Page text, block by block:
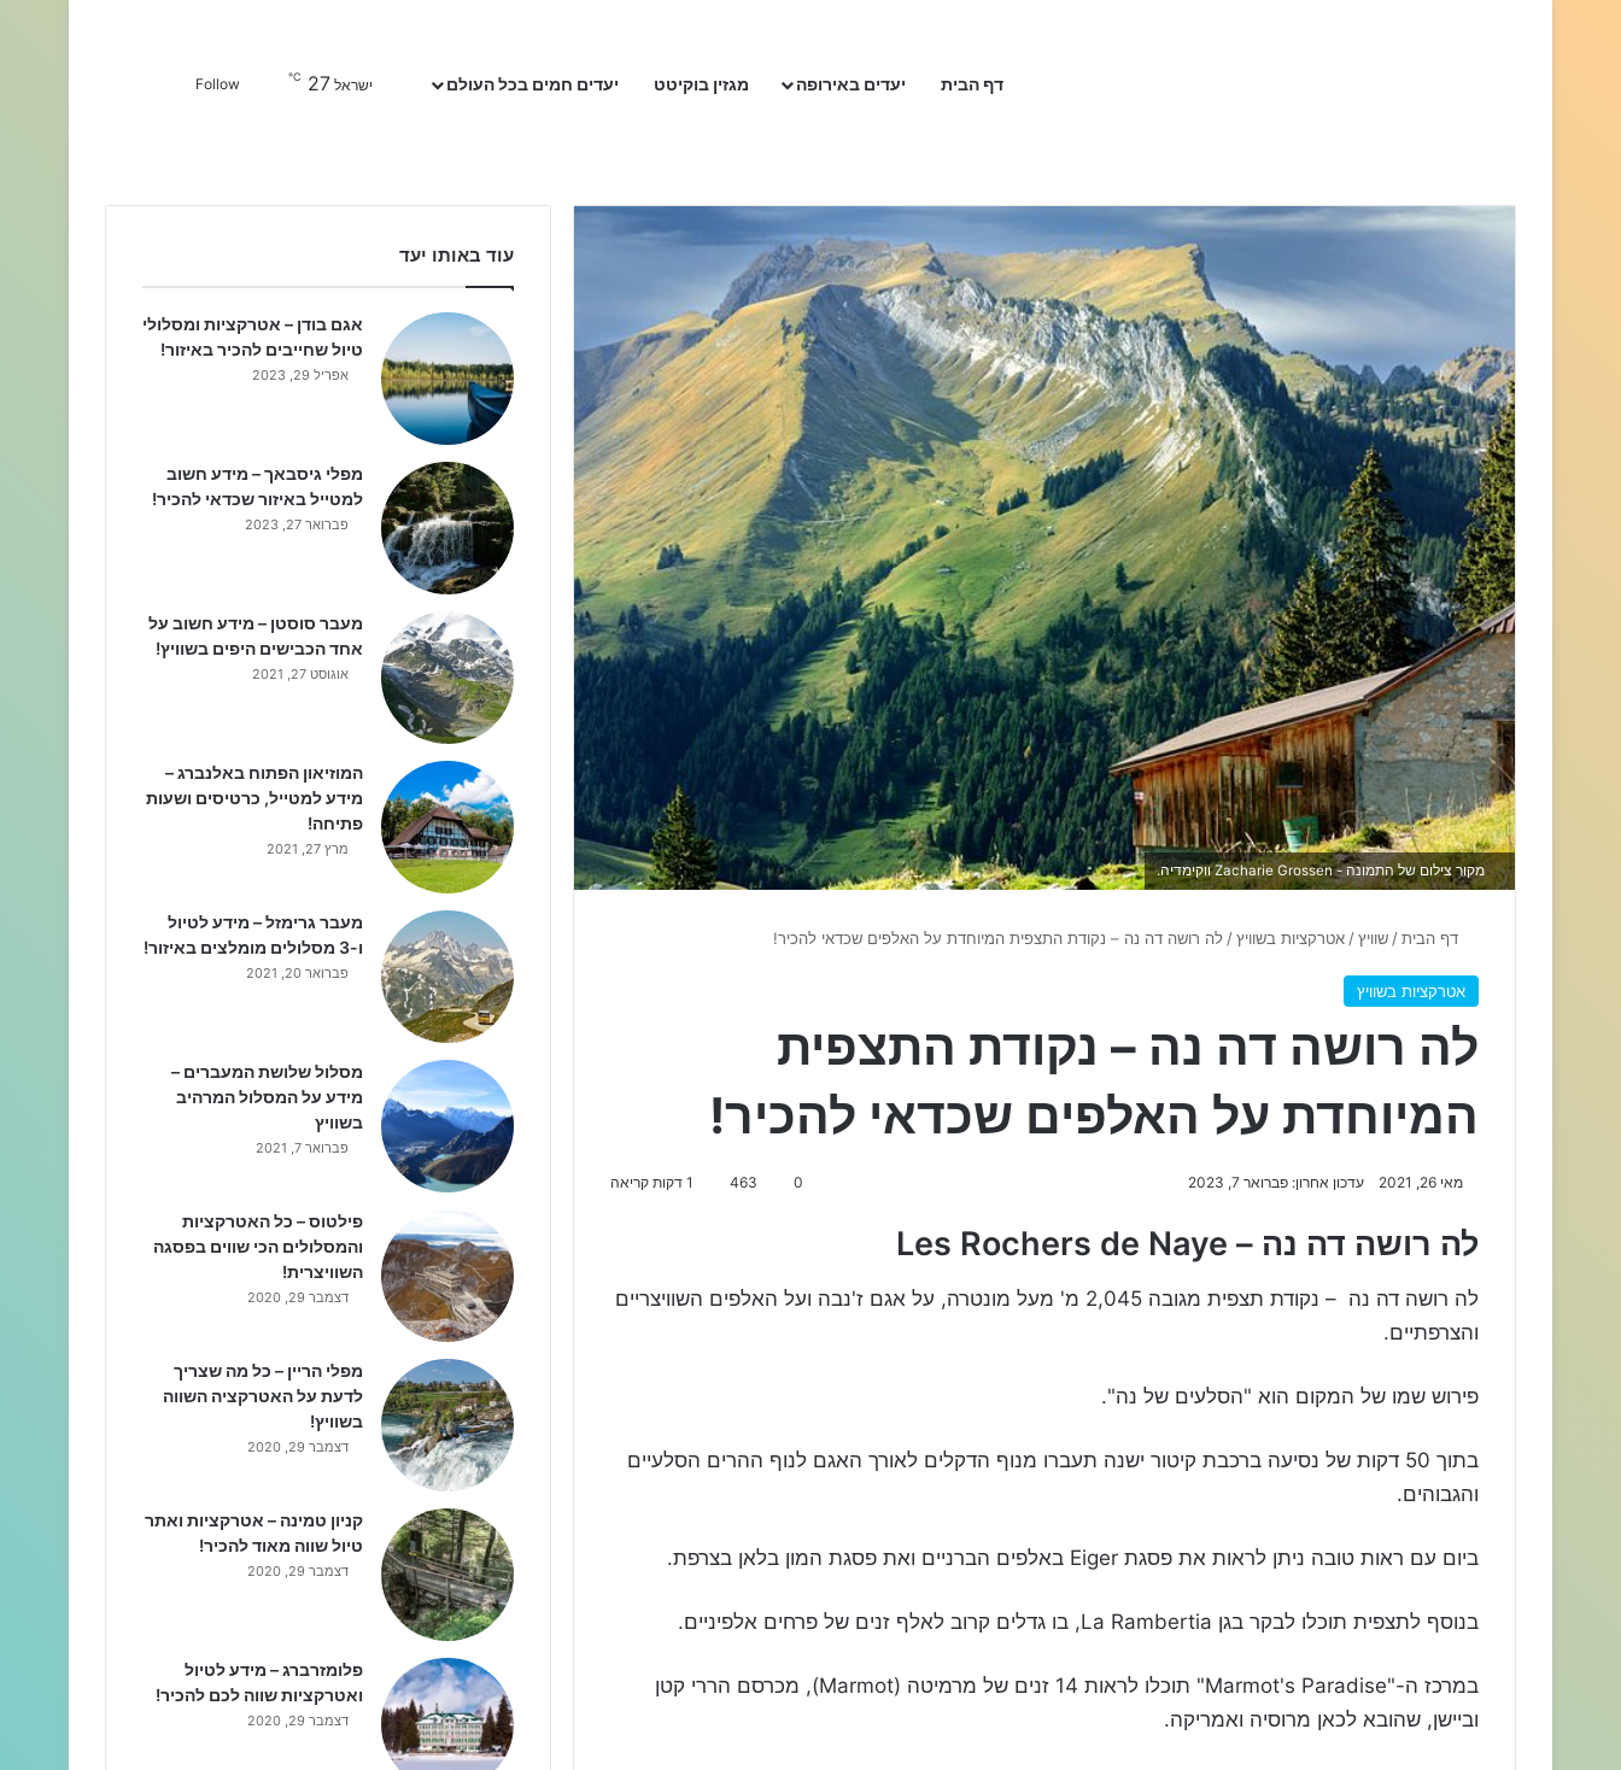
דף הבית יעדים באירופה מגזין בוקיטט יעדים חמים בכל העולם ישראל 27
℃
Follow
מקור צילום של התמונה - Zacharie Grossen ווקימדיה.
דף הבית/ שוויץ/ אטרקציות בשוויץ/ לה רושה דה נה – נקודת התצפית המיוחדת על האלפים שכדאי להכיר!
אטרקציות בשוויץ
לה רושה דה נה – נקודת התצפית
המיוחדת על האלפים שכדאי להכיר!
מאי 26, 2021 עדכון אחרון: פברואר 7, 2023 0
463
לה רושה דה נה – Les Rochers de Naye
לה רושה דה נה – נקודת תצפית מגובה 2,045 מ' מעל מונטרה, על אגם ז'נבה ועל האלפים השוויצריים
והצרפתיים.
פירוש שמו של המקום הוא "הסלעים של נה".
בתוך 50 דקות של נסיעה ברכבת קיטור ישנה תעברו מנוף הדקלים לאורך האגם לנוף ההרים הסלעיים
והגבוהים.
ביום עם ראות טובה ניתן לראות את פסגת Eiger באלפים הברניים ואת פסגת המון בלאן בצרפת.
בנוסף לתצפית תוכלו לבקר בגן La Rambertia, בו גדלים קרוב לאלף זנים של פרחים אלפיניים.
במרכז ה-"Marmot's Paradise" תוכלו לראות 14 זנים של מרמיטה (Marmot), מכרסם הררי קטן
וביישן, שהובא לכאן מרוסיה ואמריקה.
עוד באותו יעד
אגם בודן – אטרקציות ומסלולי
טיול שחייבים להכיר באיזור!
אפריל 29, 2023
מפלי גיסבאך – מידע חשוב
למטייל באיזור שכדאי להכיר!
פברואר 27, 2023
מעבר סוסטן – מידע חשוב על
אחד הכבישים היפים בשוויץ!
אוגוסט 27, 2021
המוזיאון הפתוח באלנברג –
מידע למטייל, כרטיסים ושעות
פתיחה!
מרץ 27, 2021
מעבר גרימזל – מידע לטיול
ו-3 מסלולים מומלצים באיזור!
פברואר 20, 2021
מסלול שלושת המעברים –
מידע על המסלול המרהיב
בשוויץ
פברואר 7, 2021
פילטוס – כל האטרקציות
והמסלולים הכי שווים בפסגה
השוויצרית!
דצמבר 29, 2020
מפלי הריין – כל מה שצריך
לדעת על האטרקציה השווה
בשוויץ!
דצמבר 29, 2020
קניון טמינה – אטרקציות ואתר
טיול שווה מאוד להכיר!
דצמבר 29, 2020
פלומזרברג – מידע לטיול
ואטרקציות שווה לכם להכיר!
דצמבר 29, 2020